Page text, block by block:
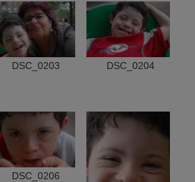
DSC_0203 DSC_0204
DSC_0206